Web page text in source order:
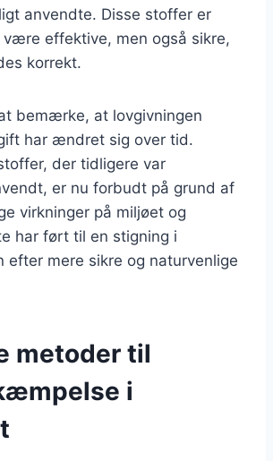
anvendte. Disse stoffer er
effektive, men også sikre,
korrekt.
bemærke, at lovgivningen
har ændret sig over tid.
der tidligere var
er nu forbudt på grund af
virkninger på miljøet og
har ført til en stigning i
efter mere sikre og naturvenlige
metoder til
i